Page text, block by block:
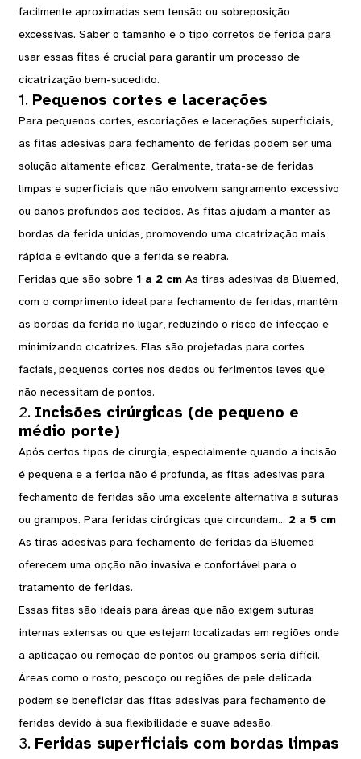
facilmente aproximadas sem tensão ou sobreposição
excessivas. Saber o tamanho e o tipo corretos de ferida para
usar essas fitas é crucial para garantir um processo de
cicatrização bem-sucedido.
1. Pequenos cortes e lacerações
Para pequenos cortes, escoriações e lacerações superficiais,
as fitas adesivas para fechamento de feridas podem ser uma
solução altamente eficaz. Geralmente, trata-se de feridas
limpas e superficiais que não envolvem sangramento excessivo
ou danos profundos aos tecidos. As fitas ajudam a manter as
bordas da ferida unidas, promovendo uma cicatrização mais
rápida e evitando que a ferida se reabra.
Feridas que são sobre 1 a 2 cmAs tiras adesivas da Bluemed,
com o comprimento ideal para fechamento de feridas, mantêm
as bordas da ferida no lugar, reduzindo o risco de infecção e
minimizando cicatrizes. Elas são projetadas para cortes
faciais, pequenos cortes nos dedos ou ferimentos leves que
não necessitam de pontos.
2. Incisões cirúrgicas (de pequeno e
médio porte)
Após certos tipos de cirurgia, especialmente quando a incisão
é pequena e a ferida não é profunda, as fitas adesivas para
fechamento de feridas são uma excelente alternativa a suturas
ou grampos. Para feridas cirúrgicas que circundam... 2 a 5 cm
As tiras adesivas para fechamento de feridas da Bluemed ​​
oferecem uma opção não invasiva e confortável para o
tratamento de feridas.
Essas fitas são ideais para áreas que não exigem suturas
internas extensas ou que estejam localizadas em regiões onde
a aplicação ou remoção de pontos ou grampos seria difícil.
Áreas como o rosto, pescoço ou regiões de pele delicada
podem se beneficiar das fitas adesivas para fechamento de
feridas devido à sua flexibilidade e suave adesão.
3. Feridas superficiais com bordas limpas